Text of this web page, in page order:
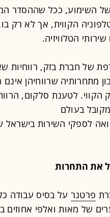
השימוע, ככל שההסדר
הקווית, אך לא רק
הטלוויזיה.
של חברת בזק, רווחיות
מתחרותיה שרווחיהן
לטענת סלקום,
בעולם
לספקי השירות בישראל
את התחרות
פרטנר על בסיס עבודה
של מאות ואלפי אחוזים